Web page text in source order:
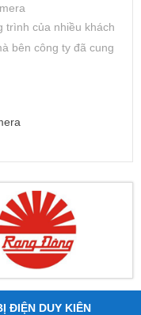
trình của nhiều khách
bên công ty đã cung
ĐIỆN DUY KIÊN